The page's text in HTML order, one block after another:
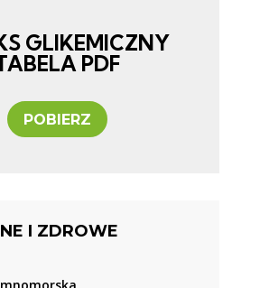
GLIKEMICZNY
PDF
POBIERZ
I ZDROWE